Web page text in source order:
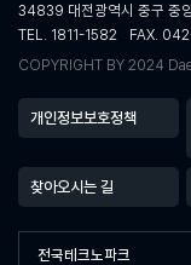
34839 대전광역시 중구 중
TEL. 1811-1582
FAX.
COPYRIGHT BY 2024
전국테크노파크
개인정보보호정책
찾아오시는 길